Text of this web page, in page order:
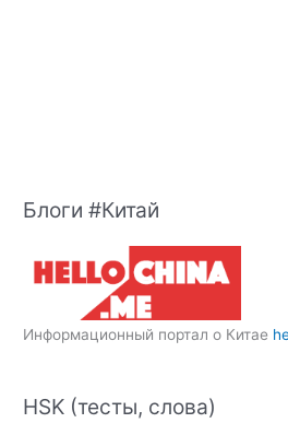
Блоги #Китай
Информационный портал о Китае
HSK (тесты, слова)